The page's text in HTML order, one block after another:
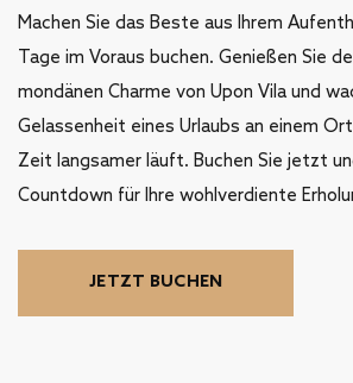
Machen Sie das Beste aus Ihrem
Tage im Voraus buchen. Genießen Sie
mondänen Charme von Upon Vila und
Gelassenheit eines Urlaubs an einem
Zeit langsamer läuft. Buchen Sie jetzt
Countdown für Ihre wohlverdiente
JETZT BUCHEN